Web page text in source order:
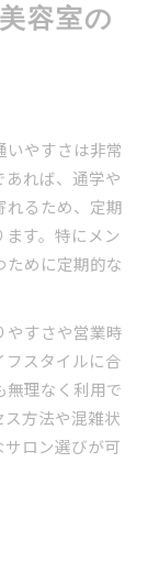
容室の
やすさは非常
れば、通学や
れるため、定期
す。特にメン
ために定期的な
やすさや営業時
スタイルに合
理なく利用で
方法や混雑状
ロン選びが可